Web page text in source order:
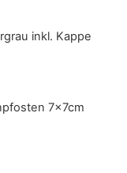
inkl. Kappe
7x7cm